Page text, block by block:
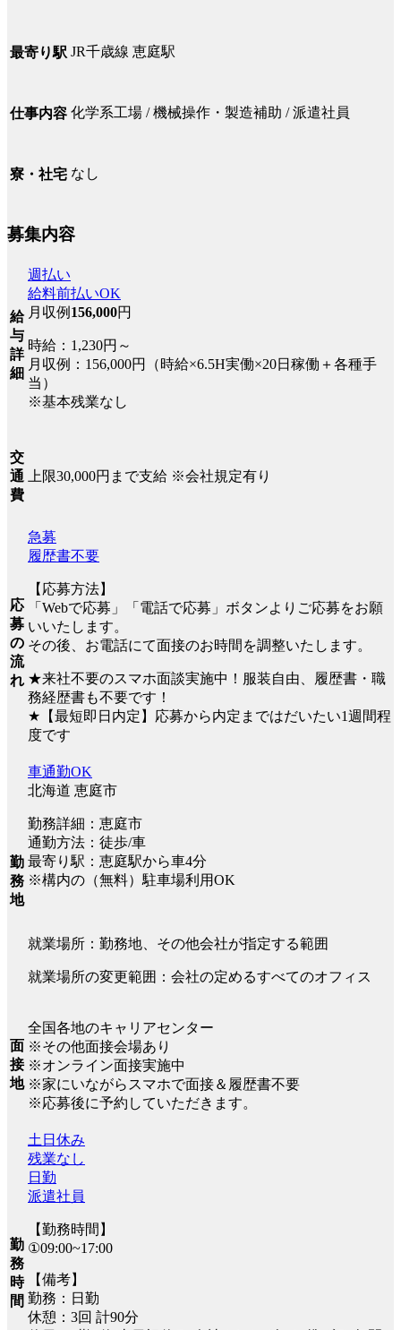
最寄り駅 JR千歳線 恵庭駅
仕事内容 化学系工場 / 機械操作・製造補助 / 派遣社員
寮・社宅 なし
募集内容
給
与
詳
細
週払い
給料前払いOK
月収例 156,000円
時給：1,230円～
月収例：156,000円（時給×6.5H実働×20日稼働＋各種手
当）
※基本残業なし
交
通
費
上限30,000円まで支給 ※会社規定有り
応
募
の
流
れ
急募
履歴書不要
【応募方法】
「Webで応募」「電話で応募」ボタンよりご応募をお願
いいたします。
その後、お電話にて面接のお時間を調整いたします。
★来社不要のスマホ面談実施中！服装自由、履歴書・職
務経歴書も不要です！
★【最短即日内定】応募から内定まではだいたい1週間程
度です
勤
務
地
車通勤OK
北海道 恵庭市
勤務詳細：恵庭市
通勤方法：徒歩/車
最寄り駅：恵庭駅から車4分
※構内の（無料）駐車場利用OK
就業場所：勤務地、その他会社が指定する範囲
就業場所の変更範囲：会社の定めるすべてのオフィス
面
接
地
全国各地のキャリアセンター
※その他面接会場あり
※オンライン面接実施中
※家にいながらスマホで面接＆履歴書不要
※応募後に予約していただきます。
勤
務
時
間
土日休み
残業なし
日勤
派遣社員
【勤務時間】
①09:00~17:00
【備考】
勤務：日勤
休憩：3回 計90分